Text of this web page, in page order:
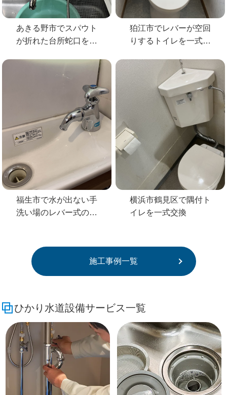
あきる野市でスパウト
が折れた台所蛇口を
狛江市でレバーが空回
りするトイレを一式交
福生市で水が出ない手
洗い場のレバー式の蛇
横浜市鶴見区で隅付ト
イレを一式交換
施工事例一覧
ひかり水道設備サービス一覧